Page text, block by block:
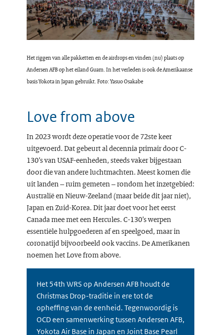
Het riggen van alle pakketten en de airdrops en vinden (nu) plaats op
Andersen AFB op het eiland Guam. In het verleden is ook de Amerikaanse
basis Yokota in Japan gebruikt. Foto: Yasuo Osakabe
Love from above
In 2023 wordt deze operatie voor de 72ste keer
uitgevoerd. Dat gebeurt al decennia primair door C-
130’s van USAF-eenheden, steeds vaker bijgestaan
door die van andere luchtmachten. Meest komen die
uit landen – ruim gemeten – rondom het inzetgebied:
Australië en Nieuw-Zeeland (maar beide dit jaar niet),
Japan en Zuid-Korea. Dit jaar doet voor het eerst
Canada mee met een Hercules. C-130’s werpen
essentiële hulpgoederen af en speelgoed, maar in
coronatijd bijvoorbeeld ook vaccins. De Amerikanen
noemen het Love from above.
Het 54th WRS op Andersen AFB houdt de
Christmas Drop-traditie in ere tot de
opheffing van de eenheid. Tegenwoordig is
OCD een samenwerking tussen Andersen AFB,
Yokota Air Base in Japan en Joint Base Pearl